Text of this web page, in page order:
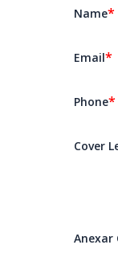
Name*
Email*
Phone*
Cover
Anexar